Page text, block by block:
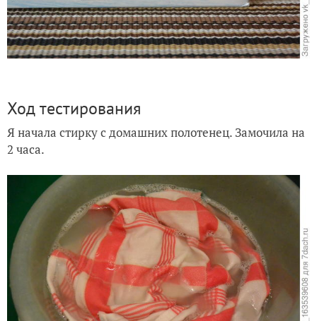
Ход тестирования
Я начала стирку с домашних полотенец. Замочила на
2 часа.